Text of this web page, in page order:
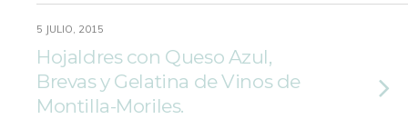
5 JULIO, 2015
Hojaldres con Queso Azul,
Brevas y Gelatina de Vinos de
Montilla-Moriles.